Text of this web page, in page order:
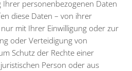
Ihrer personenbezogenen Daten
diese Daten – von ihrer
mit Ihrer Einwilligung oder zur
oder Verteidigung von
Schutz der Rechte einer
Person oder aus